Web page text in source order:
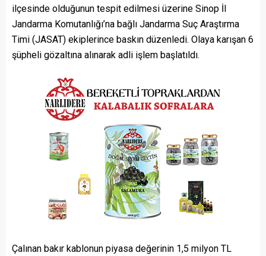
ilçesinde olduğunun tespit edilmesi üzerine Sinop İl
Jandarma Komutanlığı’na bağlı Jandarma Suç Araştırma
Timi (JASAT) ekiplerince baskın düzenledi. Olaya karışan 6
şüpheli gözaltına alınarak adli işlem başlatıldı.
Çalınan bakır kablonun piyasa değerinin 1,5 milyon TL